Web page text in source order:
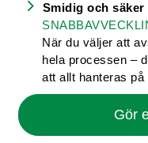
Smidig och
När du väljer att
hela processen –
att allt hanteras på
Gör